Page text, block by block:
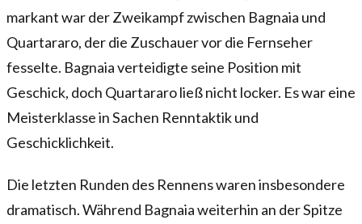
markant war der Zweikampf zwischen Bagnaia und
Quartararo, der die Zuschauer vor die Fernseher
fesselte. Bagnaia verteidigte seine Position mit
Geschick, doch Quartararo ließ nicht locker. Es war eine
Meisterklasse in Sachen Renntaktik und
Geschicklichkeit.
Die letzten Runden des Rennens waren insbesondere
dramatisch. Während Bagnaia weiterhin an der Spitze